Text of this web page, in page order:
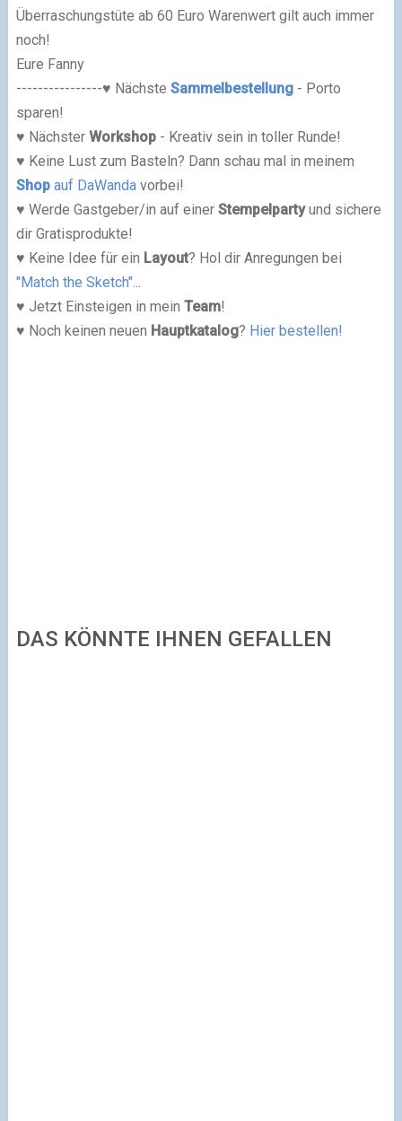
Überraschungstüte ab 60 Euro Warenwert gilt auch immer
noch!
Eure Fanny
----------------♥ Nächste Sammelbestellung - Porto
sparen!
♥ Nächster Workshop - Kreativ sein in toller Runde!
♥ Keine Lust zum Basteln? Dann schau mal in meinem
Shop auf DaWandavorbei!
♥ Werde Gastgeber/in auf einer Stempelpartyund sichere
dir Gratisprodukte!
♥ Keine Idee für ein Layout? Hol dir Anregungen bei
"Match the Sketch"...
♥ Jetzt Einsteigen in mein Team!
♥ Noch keinen neuen Hauptkatalog? Hier bestellen!
DAS KÖNNTE IHNEN GEFALLEN